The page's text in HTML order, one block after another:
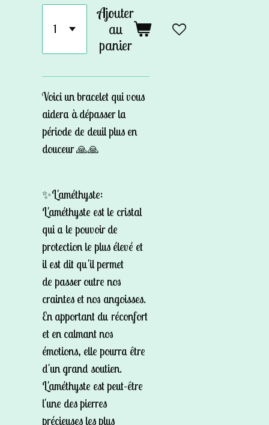
Ajouter
au
panier
Voici un bracelet qui vous
aidera à dépasser la
période de deuil plus en
douceur 🙏🙏
✨L'améthyste:
L'améthyste est le cristal
qui a le pouvoir de
protection le plus élevé et
il est dit qu'il permet
de passer outre nos
craintes et nos angoisses.
En apportant du réconfort
et en calmant nos
émotions, elle pourra être
d'un grand soutien.
L'améthyste est peut-être
l'une des pierres
précieuses les plus